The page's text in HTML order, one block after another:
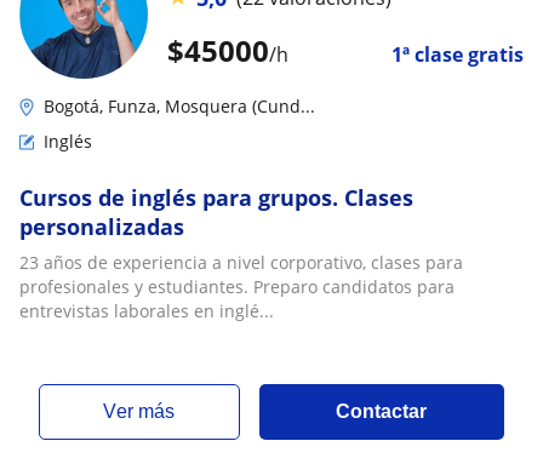
$45000/h 1ª clase gratis
Bogotá, Funza, Mosquera (Cund...
Inglés
Cursos de inglés para grupos. Clases
personalizadas
23 años de experiencia a nivel corporativo, clases para
profesionales y estudiantes. Preparo candidatos para
entrevistas laborales en inglé...
ver más Contactar